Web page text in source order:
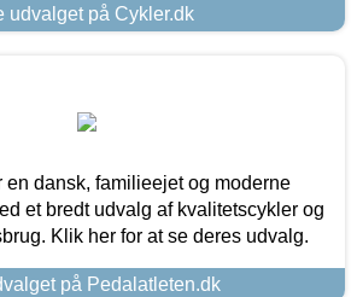
udvalget på Cykler.dk
en dansk, familieejet og moderne
et bredt udvalg af kvalitetscykler og
Klik her for at se deres udvalg.
på Pedalatleten.dk